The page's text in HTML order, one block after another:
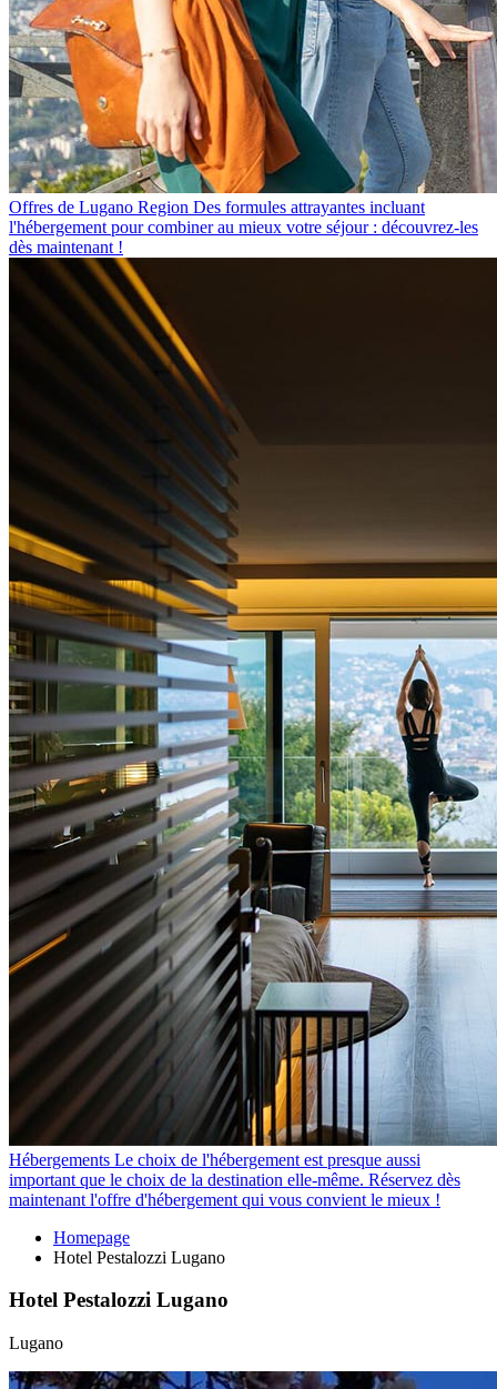
Offres de Lugano Region Des formules attrayantes incluant
l'hébergement pour combiner au mieux votre séjour : découvrez-les
dès maintenant !
Hébergements Le choix de l'hébergement est presque aussi
important que le choix de la destination elle-même. Réservez dès
maintenant l'offre d'hébergement qui vous convient le mieux !
Homepage
Hotel Pestalozzi Lugano
Hotel Pestalozzi Lugano
Lugano